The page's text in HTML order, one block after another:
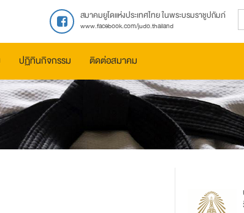
สมาคมยูโดแห่งประเทศไทย ในพระบรมราชูปถัมภ์
www.facebook.com/judo.thailand
ปฏิทินกิจกรรม ติดต่อสมาคม